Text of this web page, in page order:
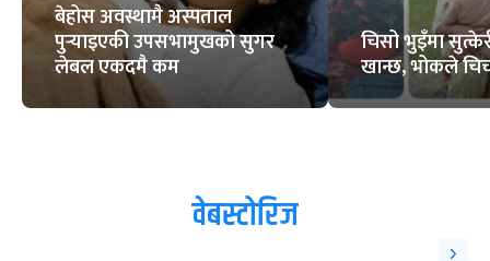
बेहोस अवस्थामै अस्पताल
पुर्‍याइएकी उपसभामुखको सुगर
लेबल एकदमै कम
चिसो भुइँमा
खान्छ, भोकले
वेबस्टोरिज